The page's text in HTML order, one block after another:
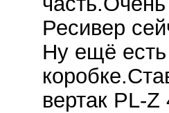
Ресивер
Ну ещё есть
вертак PL-Z